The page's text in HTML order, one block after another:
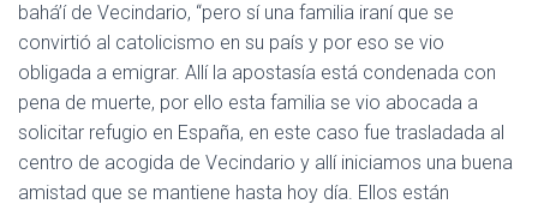
bahá’í de Vecindario, “pero sí una familia iraní que se
convirtió al catolicismo en su país y por eso se vio
obligada a emigrar. Allí la apostasía está condenada con
pena de muerte, por ello esta familia se vio abocada a
solicitar refugio en España, en este caso fue trasladada al
centro de acogida de Vecindario y allí iniciamos una buena
amistad que se mantiene hasta hoy día. Ellos están